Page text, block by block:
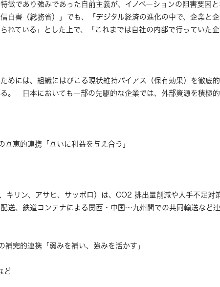
徴であり強みであった自前主義が、イノベーションの阻害要因
白書（総務省）」でも、「デジタル経済の進化の中で、企業と
れている」とした上で、「これまでは自社の内部で行っていた
めには、組織にはびこる現状維持バイアス（保有効果）を徹底
。 日本においても一部の先駆的な企業では、外部資源を積極
的連携「互いに利益を与え合う」
キリン、アサヒ、サッポロ）は、CO2 排出量削減や人手不足
送、鉄道コンテナによる関西・中国～九州間での共同輸送など連
的連携「弱みを補い、強みを活かす」
ど